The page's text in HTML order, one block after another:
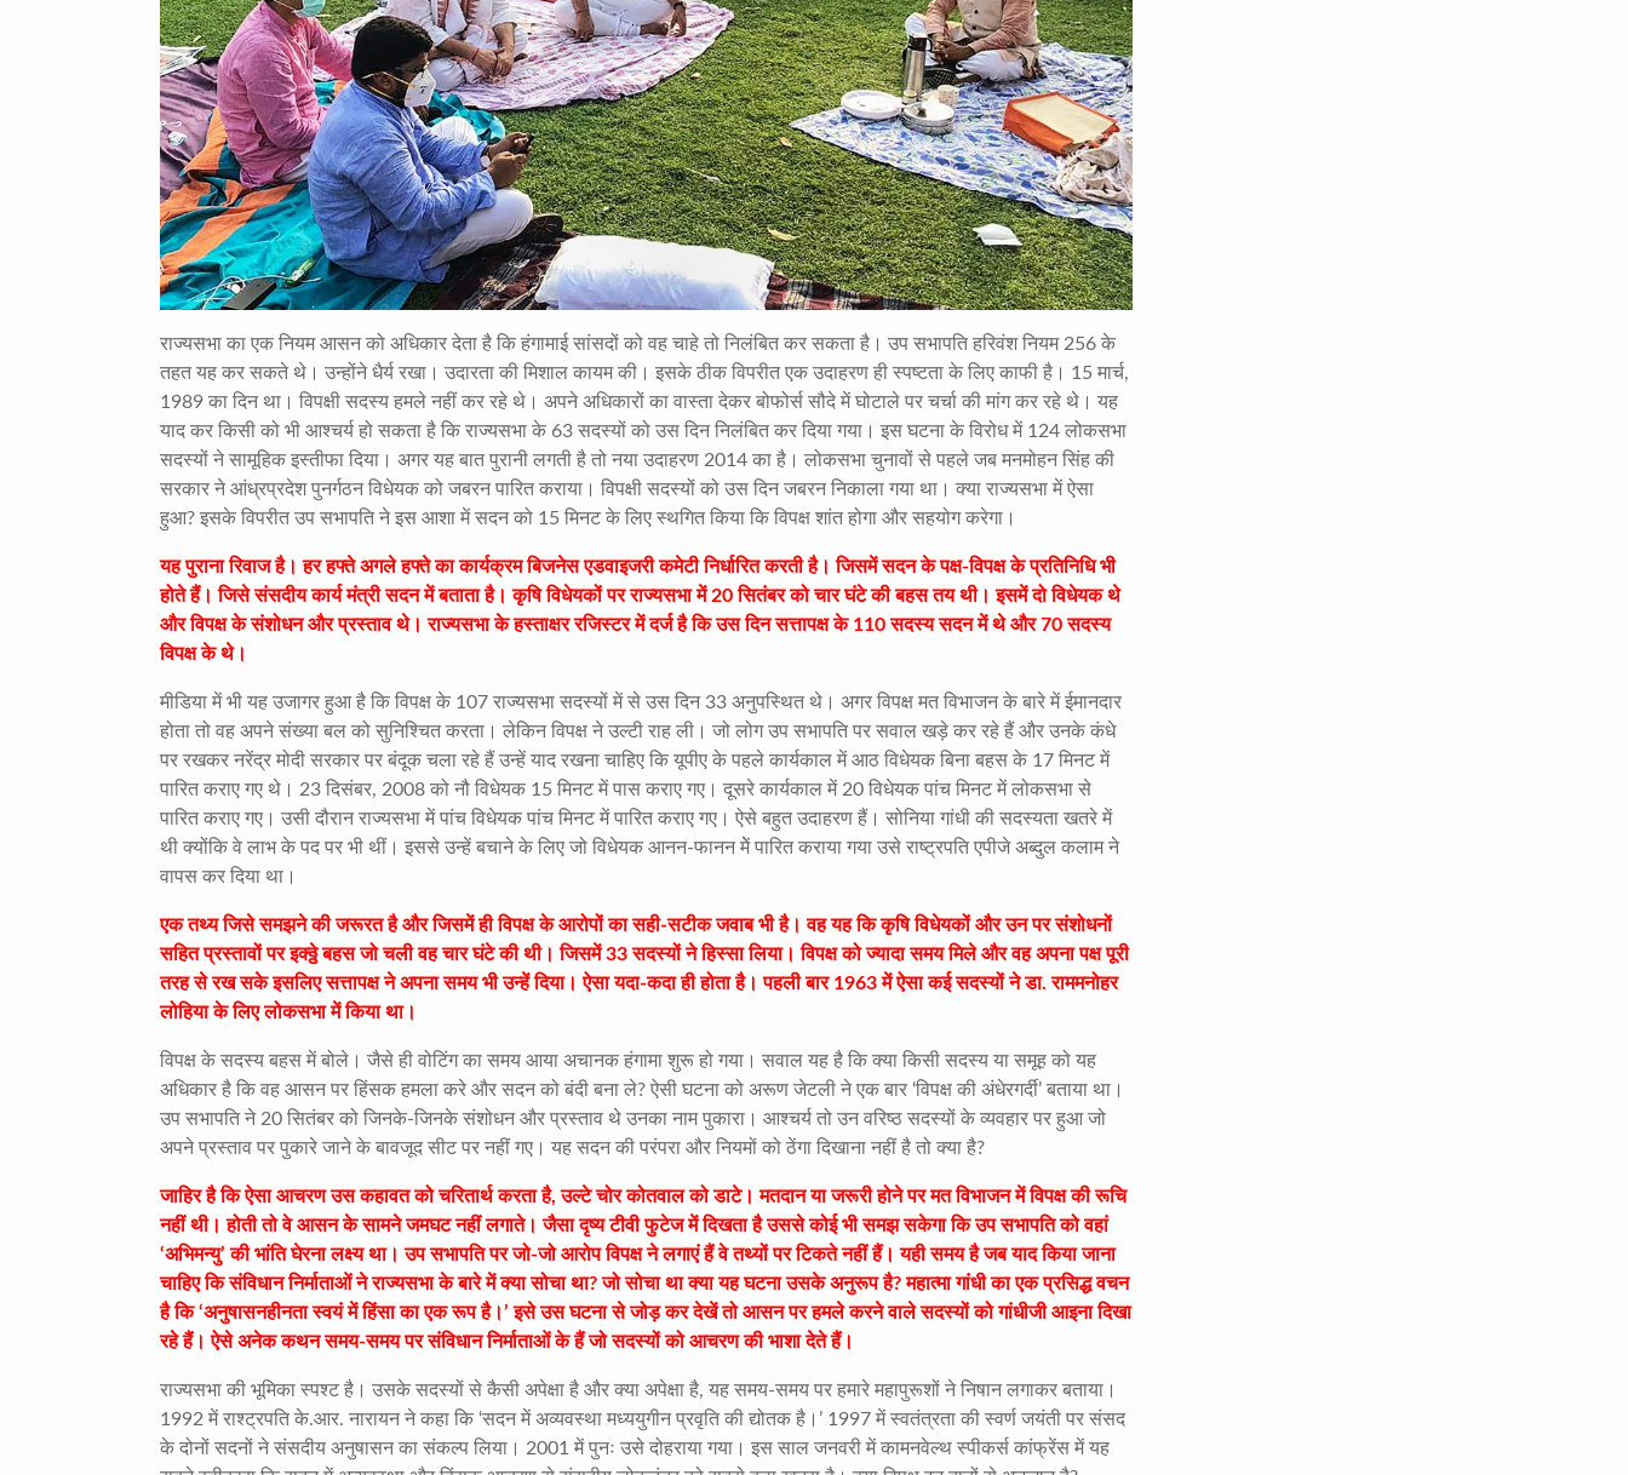
राज्यसभा का एक नियम आसन को अधिकार देता है कि हंगामाई सांसदों को वह चाहे तो निलंबित कर सकता है। उप सभापति हरिवंश नियम 256 के
तहत यह कर सकते थे। उन्होंने धैर्य रखा। उदारता की मिशाल कायम की। इसके ठीक विपरीत एक उदाहरण ही स्पष्टता के लिए काफी है। 15 मार्च,
1989 का दिन था। विपक्षी सदस्य हमले नहीं कर रहे थे। अपने अधिकारों का वास्ता देकर बोफोर्स सौदे में घोटाले पर चर्चा की मांग कर रहे थे। यह
याद कर किसी को भी आश्चर्य हो सकता है कि राज्यसभा के 63 सदस्यों को उस दिन निलंबित कर दिया गया। इस घटना के विरोध में 124 लोकसभा
सदस्यों ने सामूहिक इस्तीफा दिया। अगर यह बात पुरानी लगती है तो नया उदाहरण 2014 का है। लोकसभा चुनावों से पहले जब मनमोहन सिंह की
सरकार ने आंध्रप्रदेश पुनर्गठन विधेयक को जबरन पारित कराया। विपक्षी सदस्यों को उस दिन जबरन निकाला गया था। क्या राज्यसभा में ऐसा
हुआ? इसके विपरीत उप सभापति ने इस आशा में सदन को 15 मिनट के लिए स्थगित किया कि विपक्ष शांत होगा और सहयोग करेगा।
यह पुराना रिवाज है। हर हफ्ते अगले हफ्ते का कार्यक्रम बिजनेस एडवाइजरी कमेटी निर्धारित करती है। जिसमें सदन के पक्ष-विपक्ष के प्रतिनिधि भी
होते हैं। जिसे संसदीय कार्य मंत्री सदन में बताता है। कृषि विधेयकों पर राज्यसभा में 20 सितंबर को चार घंटे की बहस तय थी। इसमें दो विधेयक थे
और विपक्ष के संशोधन और प्रस्ताव थे। राज्यसभा के हस्ताक्षर रजिस्टर में दर्ज है कि उस दिन सत्तापक्ष के 110 सदस्य सदन में थे और 70 सदस्य
विपक्ष के थे।
मीडिया में भी यह उजागर हुआ है कि विपक्ष के 107 राज्यसभा सदस्यों में से उस दिन 33 अनुपस्थित थे। अगर विपक्ष मत विभाजन के बारे में ईमानदार
होता तो वह अपने संख्या बल को सुनिश्चित करता। लेकिन विपक्ष ने उल्टी राह ली। जो लोग उप सभापति पर सवाल खड़े कर रहे हैं और उनके कंधे
पर रखकर नरेंद्र मोदी सरकार पर बंदूक चला रहे हैं उन्हें याद रखना चाहिए कि यूपीए के पहले कार्यकाल में आठ विधेयक बिना बहस के 17 मिनट में
पारित कराए गए थे। 23 दिसंबर, 2008 को नौ विधेयक 15 मिनट में पास कराए गए। दूसरे कार्यकाल में 20 विधेयक पांच मिनट में लोकसभा से
पारित कराए गए। उसी दौरान राज्यसभा में पांच विधेयक पांच मिनट में पारित कराए गए। ऐसे बहुत उदाहरण हैं। सोनिया गांधी की सदस्यता खतरे में
थी क्योंकि वे लाभ के पद पर भी थीं। इससे उन्हें बचाने के लिए जो विधेयक आनन-फानन मेें पारित कराया गया उसे राष्ट्रपति एपीजे अब्दुल कलाम ने
वापस कर दिया था।
एक तथ्य जिसे समझने की जरूरत है और जिसमें ही विपक्ष के आरोपों का सही-सटीक जवाब भी है। वह यह कि कृषि विधेयकों और उन पर संशोधनों
सहित प्रस्तावों पर इक्ठ्ठे बहस जो चली वह चार घंटे की थी। जिसमें 33 सदस्यों ने हिस्सा लिया। विपक्ष को ज्यादा समय मिले और वह अपना पक्ष पूरी
तरह से रख सके इसलिए सत्तापक्ष ने अपना समय भी उन्हें दिया। ऐसा यदा-कदा ही होता है। पहली बार 1963 में ऐसा कई सदस्यों ने डा. राममनोहर
लोहिया के लिए लोकसभा में किया था।
विपक्ष के सदस्य बहस में बोले। जैसे ही वोटिंग का समय आया अचानक हंगामा शुरू हो गया। सवाल यह है कि क्या किसी सदस्य या समूह को यह
अधिकार है कि वह आसन पर हिंसक हमला करे और सदन को बंदी बना ले? ऐसी घटना को अरूण जेटली ने एक बार ‘विपक्ष की अंधेरगर्दी’ बताया था।
उप सभापति ने 20 सितंबर को जिनके-जिनके संशोधन और प्रस्ताव थे उनका नाम पुकारा। आश्चर्य तो उन वरिष्ठ सदस्यों के व्यवहार पर हुआ जो
अपने प्रस्ताव पर पुकारे जाने के बावजूद सीट पर नहीं गए। यह सदन की परंपरा और नियमों को ठेंगा दिखाना नहीं है तो क्या है?
जाहिर है कि ऐसा आचरण उस कहावत को चरितार्थ करता है, उल्टे चोर कोतवाल को डाटे। मतदान या जरूरी होने पर मत विभाजन में विपक्ष की रूचि
नहीं थी। होती तो वे आसन के सामने जमघट नहीं लगाते। जैसा दृष्य टीवी फुटेज में दिखता है उससे कोई भी समझ सकेगा कि उप सभापति को वहां
‘अभिमन्यु’ की भांति घेरना लक्ष्य था। उप सभापति पर जो-जो आरोप विपक्ष ने लगाएं हैं वे तथ्यों पर टिकते नहीं हैं। यही समय है जब याद किया जाना
चाहिए कि संविधान निर्माताओं ने राज्यसभा के बारे में क्या सोचा था? जो सोचा था क्या यह घटना उसके अनुरूप है? महात्मा गांधी का एक प्रसिद्ध वचन
है कि ‘अनुषासनहीनता स्वयं में हिंसा का एक रूप है।’ इसे उस घटना से जोड़ कर देखें तो आसन पर हमले करने वाले सदस्यों को गांधीजी आइना दिखा
रहे हैं। ऐसे अनेक कथन समय-समय पर संविधान निर्माताओं के हैं जो सदस्यों को आचरण की भाशा देते हैं।
राज्यसभा की भूमिका स्पश्ट है। उसके सदस्यों से कैसी अपेक्षा है और क्या अपेक्षा है, यह समय-समय पर हमारे महापुरूशों ने निषान लगाकर बताया।
1992 में राश्ट्रपति के.आर. नारायन ने कहा कि ‘सदन में अव्यवस्था मध्ययुगीन प्रवृति की द्योतक है।’ 1997 में स्वतंत्रता की स्वर्ण जयंती पर संसद
के दोनों सदनों ने संसदीय अनुषासन का संकल्प लिया। 2001 में पुनः उसे दोहराया गया। इस साल जनवरी में कामनवेल्थ स्पीकर्स कांफ्रेंस में यह